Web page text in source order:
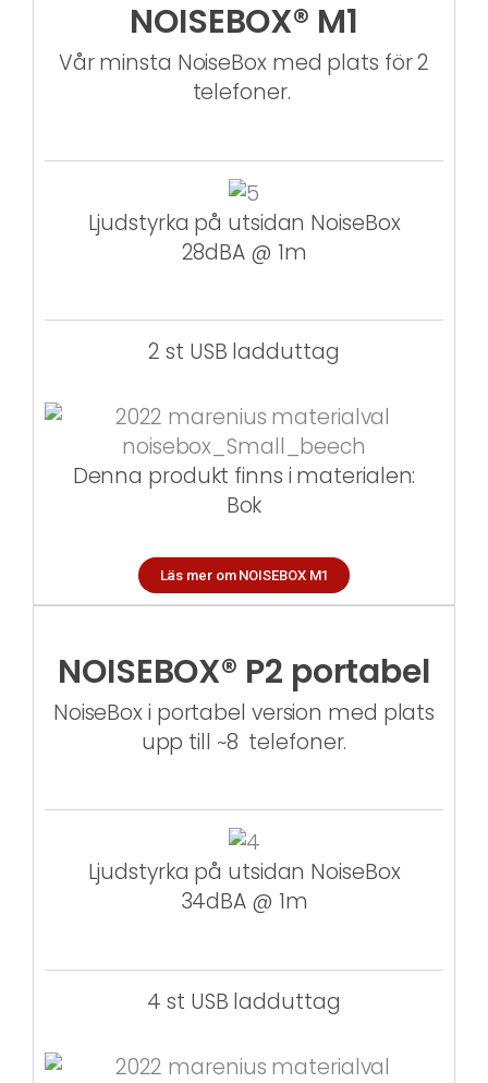
NOISEBOX® M1
Vår minsta NoiseBox med plats för 2
telefoner.
Ljudstyrka på utsidan NoiseBox
28dBA @ 1m
2 st USB ladduttag
Denna produkt finns i materialen:
Bok
Läs mer om NOISEBOX M1
NOISEBOX® P2 portabel
NoiseBox i portabel version med plats
upp till ~8 telefoner.
Ljudstyrka på utsidan NoiseBox
34dBA @ 1m
4 st USB ladduttag